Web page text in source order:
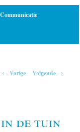
Communicatie
← Vorige Volgende →
de tuin